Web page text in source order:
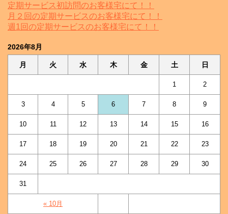
定期サービス初訪問のお客様宅にて！！
月２回の定期サービスのお客様宅にて！！
週1回の定期サービスのお客様宅にて！！
2026年8月
月 火 水 木 金 土 日
« 10月
1 2
3 4 5 6 7 8 9
10 11 12 13 14 15 16
17 18 19 20 21 22 23
24 25 26 27 28 29 30
31